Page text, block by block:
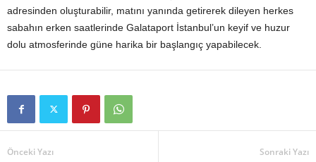
adresinden oluşturabilir, matını yanında getirerek dileyen herkes
sabahın erken saatlerinde Galataport İstanbul’un keyif ve huzur
dolu atmosferinde güne harika bir başlangıç yapabilecek.
Önceki Yazı Sonraki Yazı